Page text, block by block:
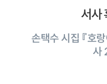
서사
손택수 시집 『호
사